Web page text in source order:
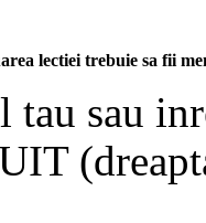
lectiei trebuie sa fii
sau